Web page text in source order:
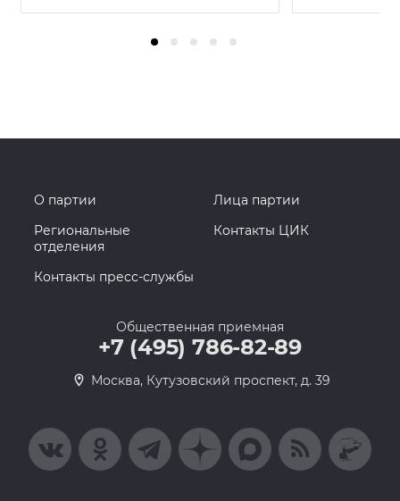
О партии
Лица партии
Региональные
отделения
Контакты ЦИК
Контакты пресс-службы
Общественная приемная
+7 (495) 786-82-89
Москва, Кутузовский проспект, д. 39